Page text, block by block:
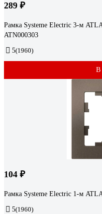
289 ₽
Рамка Systeme Electric 3-м
ATN000303
5(1960)
В
104 ₽
Рамка Systeme Electric 1-м
5(1960)